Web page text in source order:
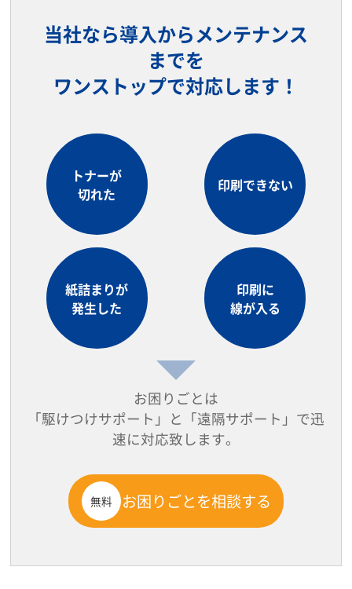
当社なら導入からメンテナンス
までを
ワンストップで対応します！
トナーが
切れた
印刷できない
紙詰まりが
発生した
印刷に
線が入る
お困りごとは
「駆けつけサポート」と「遠隔サポート」で迅
速に対応致します。
無料 お困りごとを相談する